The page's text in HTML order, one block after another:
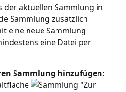
der aktuellen Sammlung in
Sammlung zusätzlich
eine neue Sammlung
eine Datei per
Sammlung hinzufügen:
"Zur